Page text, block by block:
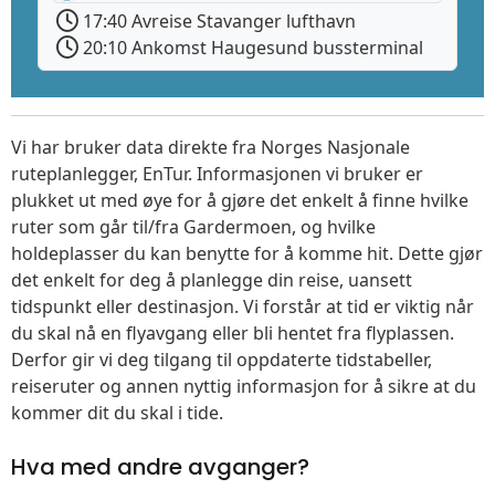
17:40 Avreise Stavanger lufthavn
20:10 Ankomst Haugesund bussterminal
Vi har bruker data direkte fra Norges Nasjonale
ruteplanlegger, EnTur. Informasjonen vi bruker er
plukket ut med øye for å gjøre det enkelt å finne hvilke
ruter som går til/fra Gardermoen, og hvilke
holdeplasser du kan benytte for å komme hit. Dette gjør
det enkelt for deg å planlegge din reise, uansett
tidspunkt eller destinasjon. Vi forstår at tid er viktig når
du skal nå en flyavgang eller bli hentet fra flyplassen.
Derfor gir vi deg tilgang til oppdaterte tidstabeller,
reiseruter og annen nyttig informasjon for å sikre at du
kommer dit du skal i tide.
Hva med andre avganger?